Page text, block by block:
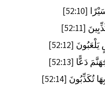
[52:11]
[52:12]
دَعًّا [52:13]
[52:14]